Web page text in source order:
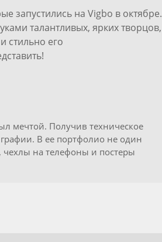
запустились на Vigbo в октябре.
талантливых, ярких творцов,
стильно его
мечтой. Получив техническое
В ее портфолио не один
чехлы на телефоны и постеры